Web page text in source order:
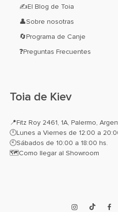
✍El Blog de Toia
👤Sobre nosotras
🔄Programa de Canje
❓Preguntas Frecuentes
Toia de Kiev
📍Fitz Roy 2461, 1A, Palermo,
🕛Lunes a Viernes de 12:00 a
🕙Sábados de 10:00 a 18:00 hs.
🗺️Como llegar al Showroom
InstagramTikTok